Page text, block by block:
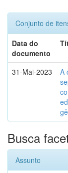
Conjunto de
Data do
documento
31-Mai-2023
A
Busca
Assunto